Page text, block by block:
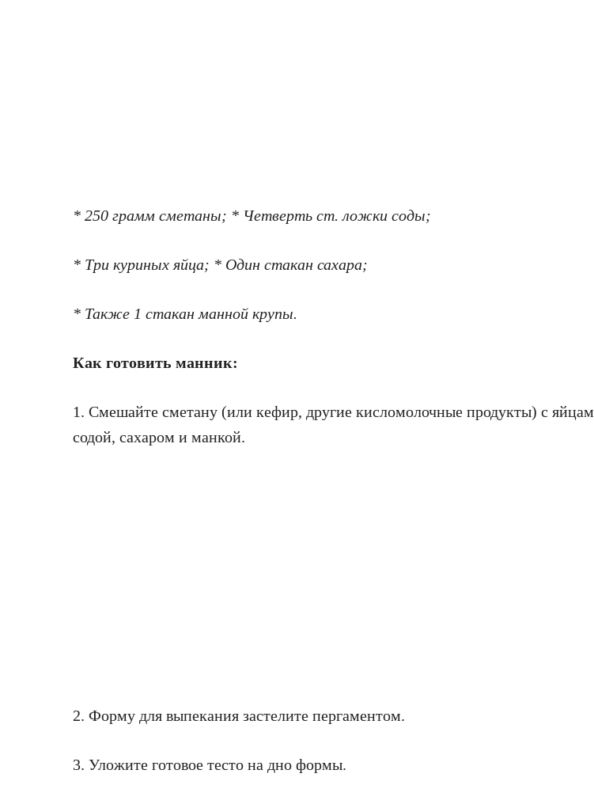
* 250 грамм сметаны; * Четверть ст. ложки соды;
* Три куриных яйца; * Один стакан сахара;
* Также 1 стакан манной крупы.
Как готовить манник:
1. Смешайте сметану (или кефир, другие кисломолочные продукты) с
содой, сахаром и манкой.
2. Форму для выпекания застелите пергаментом.
3. Уложите готовое тесто на дно формы.